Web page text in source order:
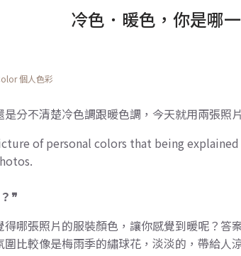
冷色．暖色，你是哪
個人色彩
分不清楚冷色調跟暖色調，今天就用兩張照
of personal colors that being
❞
哪張照片的服裝顏色，讓你感覺到暖呢？答
比較像是梅雨季的繡球花，淡淡的，帶給人